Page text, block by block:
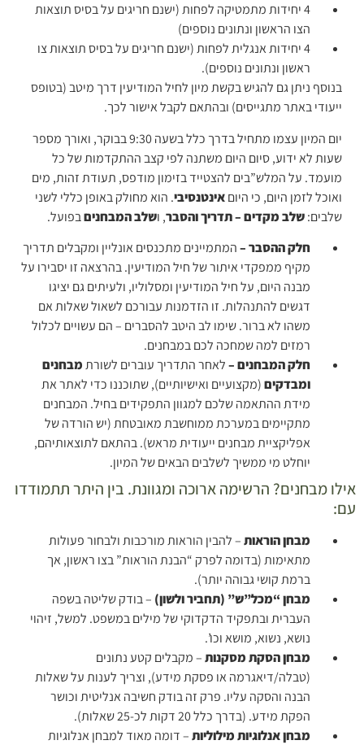
4 יחידות מתמטיקה לפחות (ישנם חריגים על בסיס תוצאות
הצו הראשון ונתונים נוספים)
4 יחידות אנגלית לפחות (ישנם חריגים על בסיס תוצאות צו
ראשון ונתונים נוספים).
בנוסף ניתן גם להגיש בקשת מיון לחיל המודיעין דרך מיטב (בטופס
ייעודי באתר מתגייסים) ובהתאם לקבל אישור לכך.
יום המיון עצמו מתחיל בדרך כלל בשעה 9:30 בבוקר, ואורך מספר
שעות לא ידוע, סיום היום משתנה לפי קצב ההתקדמות של כל
מועמד. על המלש”בים להצטייד בזימון מודפס, תעודת זהות, מים
ואוכל לזמן היום, כי היוםאינטנסיבי. הוא מחולק באופן כללי לשני
שלבים:שלב מקדים – תדריך והסבר, ושלב המבחניםבפועל.
חלק ההסבר –המתמיינים מתכנסים אונליין ומקבלים תדריך
מקיף ממפקדי איתור של חיל המודיעין. בהרצאה זו יסבירו על
מבנה היום, על חיל המודיעין ומסלוליו, ולעיתים גם יציגו
דגשים להתנהלות. זו הזדמנות עבורכם לשאול שאלות אם
משהו לא ברור. שימו לב היטב להסברים – הם עשויים לכלול
רמזים למה שמחכה לכם במבחנים.
חלק המבחנים –לאחר התדריך עוברים לשורתמבחנים
ומבדקים(מקצועיים ואישיותיים), שתוכננו כדי לאתר את
מידת ההתאמה שלכם למגוון התפקידים בחיל. המבחנים
מתקיימים במערכת ממוחשבת מאובטחת (יש הורדה של
אפליקציית מבחנים ייעודית מראש). בהתאם לתוצאותיהם,
יוחלט מי ממשיך לשלבים הבאים של המיון.
אילו מבחנים? הרשימה ארוכה ומגוונת. בין היתר תתמודדו
עם:
מבחן הוראות– להבין הוראות מורכבות ולבחור פעולות
מתאימות (בדומה לפרק “הבנת הוראות” בצו ראשון, אך
ברמת קושי גבוהה יותר).
מבחן “מכל”ש” (תחביר ולשון) – בודק שליטה בשפה
העברית ובתפקיד הדקדוקי של מילים במשפט. למשל, זיהוי
נושא, נשוא, מושא וכו’.
מבחן הסקת מסקנות– מקבלים קטע נתונים
(טבלה/דיאגרמה או פסקת מידע), וצריך לענות על שאלות
הבנה והסקה עליו. פרק זה בודק חשיבה אנליטית וכושר
הפקת מידע. (בדרך כלל 20 דקות לכ-25 שאלות).
מבחן אנלוגיות מילוליות– דומה מאוד למבחן אנלוגיות